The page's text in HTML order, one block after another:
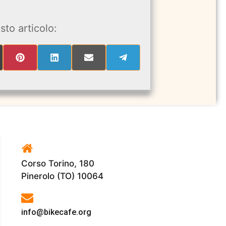
articolo:
SHARE
SHARE
SHARE
SHARE
Corso Torino, 180
Pinerolo (TO) 10064
info@bikecafe.org